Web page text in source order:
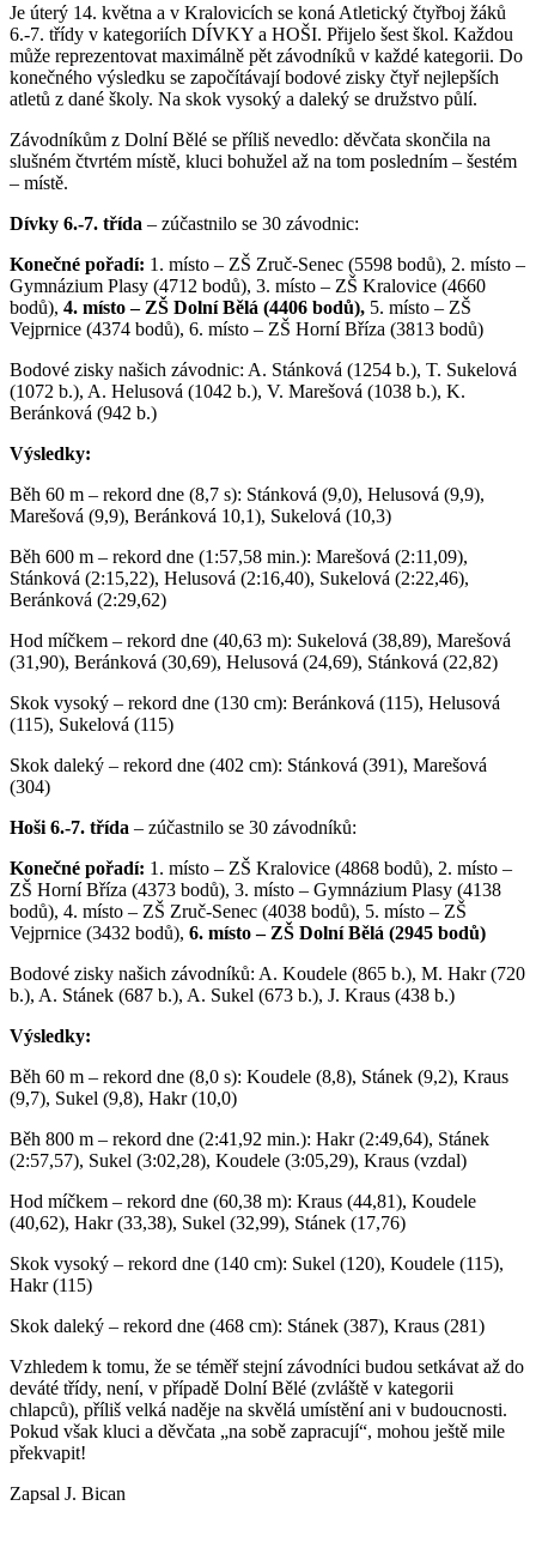
Je úterý 14. května a v Kralovicích se koná Atletický čtyřboj žáků
6.-7. třídy v kategoriích DÍVKY a HOŠI. Přijelo šest škol. Každou
může reprezentovat maximálně pět závodníků v každé kategorii. Do
konečného výsledku se započítávají bodové zisky čtyř nejlepších
atletů z dané školy. Na skok vysoký a daleký se družstvo půlí.
Závodníkům z Dolní Bělé se příliš nevedlo: děvčata skončila na
slušném čtvrtém místě, kluci bohužel až na tom posledním – šestém
– místě.
Dívky 6.-7. třída – zúčastnilo se 30 závodnic:
Konečné pořadí: 1. místo – ZŠ Zruč-Senec (5598 bodů), 2. místo –
Gymnázium Plasy (4712 bodů), 3. místo – ZŠ Kralovice (4660
bodů), 4. místo – ZŠ Dolní Bělá (4406 bodů), 5. místo – ZŠ
Vejprnice (4374 bodů), 6. místo – ZŠ Horní Bříza (3813 bodů)
Bodové zisky našich závodnic: A. Stánková (1254 b.), T. Sukelová
(1072 b.), A. Helusová (1042 b.), V. Marešová (1038 b.), K.
Beránková (942 b.)
Výsledky:
Běh 60 m – rekord dne (8,7 s): Stánková (9,0), Helusová (9,9),
Marešová (9,9), Beránková 10,1), Sukelová (10,3)
Běh 600 m – rekord dne (1:57,58 min.): Marešová (2:11,09),
Stánková (2:15,22), Helusová (2:16,40), Sukelová (2:22,46),
Beránková (2:29,62)
Hod míčkem – rekord dne (40,63 m): Sukelová (38,89), Marešová
(31,90), Beránková (30,69), Helusová (24,69), Stánková (22,82)
Skok vysoký – rekord dne (130 cm): Beránková (115), Helusová
(115), Sukelová (115)
Skok daleký – rekord dne (402 cm): Stánková (391), Marešová
(304)
Hoši 6.-7. třída – zúčastnilo se 30 závodníků:
Konečné pořadí: 1. místo – ZŠ Kralovice (4868 bodů), 2. místo –
ZŠ Horní Bříza (4373 bodů), 3. místo – Gymnázium Plasy (4138
bodů), 4. místo – ZŠ Zruč-Senec (4038 bodů), 5. místo – ZŠ
Vejprnice (3432 bodů), 6. místo – ZŠ Dolní Bělá (2945 bodů)
Bodové zisky našich závodníků: A. Koudele (865 b.), M. Hakr (720
b.), A. Stánek (687 b.), A. Sukel (673 b.), J. Kraus (438 b.)
Výsledky:
Běh 60 m – rekord dne (8,0 s): Koudele (8,8), Stánek (9,2), Kraus
(9,7), Sukel (9,8), Hakr (10,0)
Běh 800 m – rekord dne (2:41,92 min.): Hakr (2:49,64), Stánek
(2:57,57), Sukel (3:02,28), Koudele (3:05,29), Kraus (vzdal)
Hod míčkem – rekord dne (60,38 m): Kraus (44,81), Koudele
(40,62), Hakr (33,38), Sukel (32,99), Stánek (17,76)
Skok vysoký – rekord dne (140 cm): Sukel (120), Koudele (115),
Hakr (115)
Skok daleký – rekord dne (468 cm): Stánek (387), Kraus (281)
Vzhledem k tomu, že se téměř stejní závodníci budou setkávat až do
deváté třídy, není, v případě Dolní Bělé (zvláště v kategorii
chlapců), příliš velká naděje na skvělá umístění ani v budoucnosti.
Pokud však kluci a děvčata „na sobě zapracují“, mohou ještě mile
překvapit!
Zapsal J. Bican